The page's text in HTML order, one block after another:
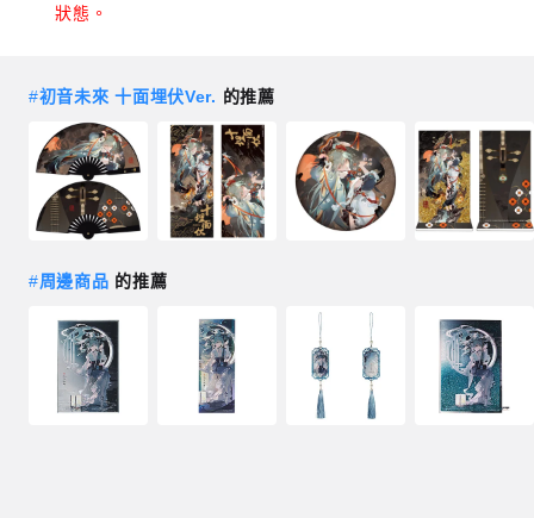
狀態。
#初音未來 十面埋伏Ver. 的推薦
#周邊商品 的推薦